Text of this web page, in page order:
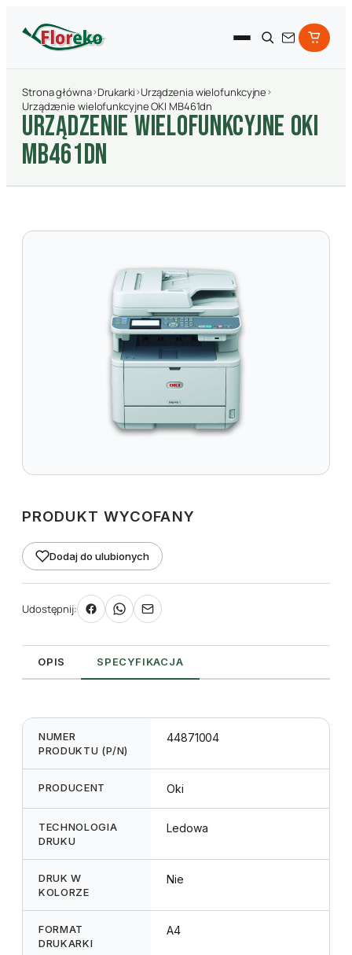
Strona główna›Drukarki›Urządzenia wielofunkcyjne›
Urządzenie wielofunkcyjne OKI MB461dn
URZąDZENIE WIELOFUNKCYJNE OKI
MB461DN
PRODUKT WYCOFANY
Dodaj do ulubionych
Udostępnij:
OPIS SPECYFIKACJA
NUMER
PRODUKTU (P/N)
44871004
PRODUCENT Oki
TECHNOLOGIA
DRUKU
Ledowa
DRUK W
KOLORZE
Nie
FORMAT
DRUKARKI
A4